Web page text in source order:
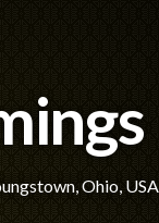
Ohio, USA